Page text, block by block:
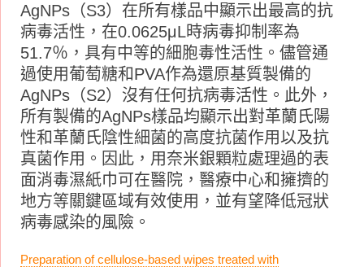
AgNPs（S3）在所有樣品中顯示出最高的抗
病毒活性，在0.0625μL時病毒抑制率為
51.7％，具有中等的細胞毒性活性。儘管通
過使用葡萄糖和PVA作為還原基質製備的
AgNPs（S2）沒有任何抗病毒活性。此外，
所有製備的AgNPs樣品均顯示出對革蘭氏陽
性和革蘭氏陰性細菌的高度抗菌作用以及抗
真菌作用。因此，用奈米銀顆粒處理過的表
面消毒濕紙巾可在醫院，醫療中心和擁擠的
地方等關鍵區域有效使用，並有望降低冠狀
病毒感染的風險。
Preparation of cellulose-based wipes treated with